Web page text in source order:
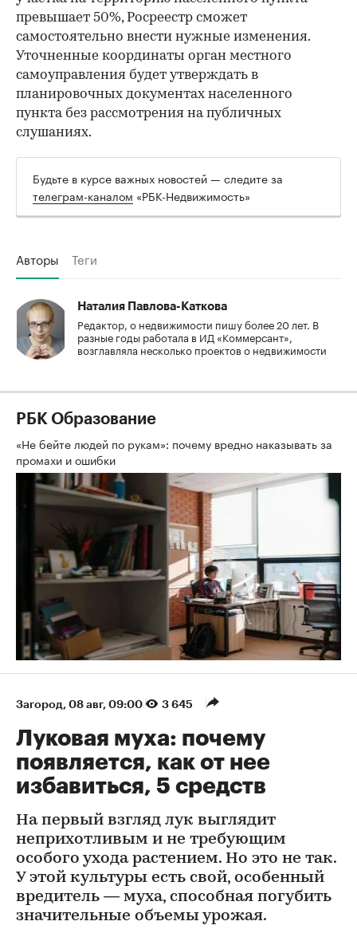
превышает 50%, Росреестр сможет
самостоятельно внести нужные изменения.
Уточненные координаты орган местного
самоуправления будет утверждать в
планировочных документах населенного
пункта без рассмотрения на публичных
слушаниях.
Будьте в курсе важных новостей — следите за
телеграм-каналом «РБК-Недвижимость»
Авторы Теги
Наталия Павлова-Каткова
Редактор, о недвижимости пишу более 20 лет. В
разные годы работала в ИД «Коммерсант»,
возглавляла несколько проектов о недвижимости
РБК Образование
«Не бейте людей по рукам»: почему вредно наказывать за
промахи и ошибки
Загород 08 авг, 09:00 3 645
Луковая муха: почему
появляется, как от нее
избавиться, 5 средств
На первый взгляд лук выглядит
неприхотливым и не требующим
особого ухода растением. Но это не так.
У этой культуры есть свой, особенный
вредитель — муха, способная погубить
значительные объемы урожая.